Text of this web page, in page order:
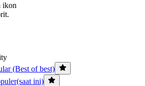
ikon
(Best of best)
ini)